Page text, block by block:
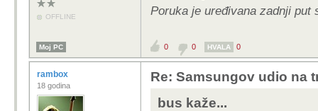
OFFLINE Poruka je uređivana zadnji put
Moj PC 0 0 HVALA 0
rambox
18 godina
Re: Samsungov udio na
bus kaže...